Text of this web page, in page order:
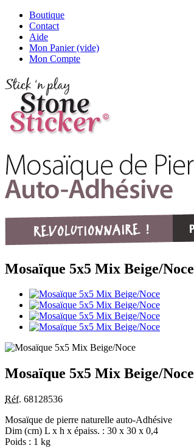
Boutique
Contact
Aide
Mon Panier (vide)
Mon Compte
Mosaïque 5x5 Mix Beige/Noce
Mosaïque 5x5 Mix Beige/Noce
Réf. 68128536
Mosaïque de pierre naturelle auto-Adhésive
Dim (cm) L x h x épaiss. : 30 x 30 x 0,4
Poids : 1 kg